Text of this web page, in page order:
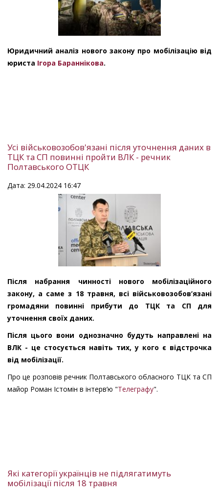
Юридичний аналіз нового закону про мобілізацію від
юриста Ігора Бараннікова.
Усі військовозобов'язані після уточнення даних в
ТЦК та СП повинні пройти ВЛК - речник
Полтавського ОТЦК
Дата: 29.04.2024 16:47
Після набрання чинності нового мобілізаційного
закону, а саме з 18 травня, всі військовозобов’язані
громадяни повинні прибути до ТЦК та СП для
уточнення своїх даних.
Після цього вони однозначно будуть направлені на
ВЛК - це стосується навіть тих, у кого є відстрочка
від мобілізації.
Про це розповів речник Полтавського обласного ТЦК та СП
майор Роман Істомін в інтерв’ю "Телеграфу".
Які категорії українців не підлягатимуть
мобілізації після 18 травня